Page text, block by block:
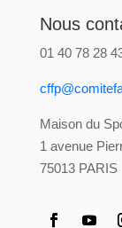
Nous
01 40 78 28
Maison du
1 avenue
75013 PARIS